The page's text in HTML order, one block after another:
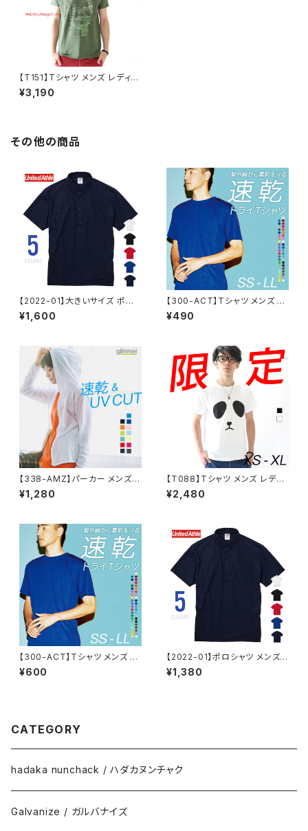
【T151】Tシャツ メンズ レディー
ス 半袖 ファッション トップス 綿
おもしろ オリジナル ロゴ アメカ
ジ 男女兼用 サイズ 服 春 夏 C
ontemporary
¥3,190
その他の商品
【2022-01】大きいサイズ ポロ
シャツ メンズ レディース 半袖
4.7オンス スペシャルドライ鹿
¥1,600
【300-ACT】Tシャツ メンズ レ
ディース 無地 シンプル 薄手 涼
しい 吸汗速乾 UVカット 日除け
ゆったり 体型カバー コンパクト
アウトドア スポーツ ランニング
マラソン 運動会 ジム ウォーキン
グ SALE ％OFF glimmer グリ
マー ドライ Tシャツ
¥490
【338-AMZ】パーカー メンズ
レディース 無地 シンプル 薄手
涼しい 吸汗速乾 UVカット UV
策 服 春 夏 秋 ゆったり 体型カ
バー コンパクト アウトドア 海 キ
ャンプ スポーツ 運動会 ジム ウ
ォーキング SALE ％OFF glim
mer グリマー ドライ ジップパー
カー 4.4オンス
¥1,280
【T088】Tシャツ メンズ レディ
ース 半袖 ファッション トップス
綿 おもしろ オリジナル ロゴ ア
定 おしゃれ シンプル プリント メ
ッセージ 男女兼用 サイズ 服 春
夏 ジャイアントパンダ
¥2,480
【300-ACT】Tシャツ メンズ レ
ディース 無地 シンプル 薄手 涼
しい 吸汗速乾 UVカット 日除け
マラソン 運動会 ジム ウォーキン
マー ドライ Tシャツ 3L 4L 5L
¥600
【2022-01】ポロシャツ メンズ
レディース 半袖 4.7オンス スペ
シャルドライ鹿の子ポロシャツ
¥1,380
CATEGORY
hadaka nunchack / ハダカヌンチャク
Galvanize / ガルバナイズ